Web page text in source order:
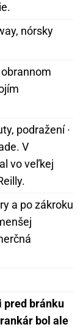
nórsky
podražení ·
V
vo veľkej
a po zákroku
pred bránku
bol ale